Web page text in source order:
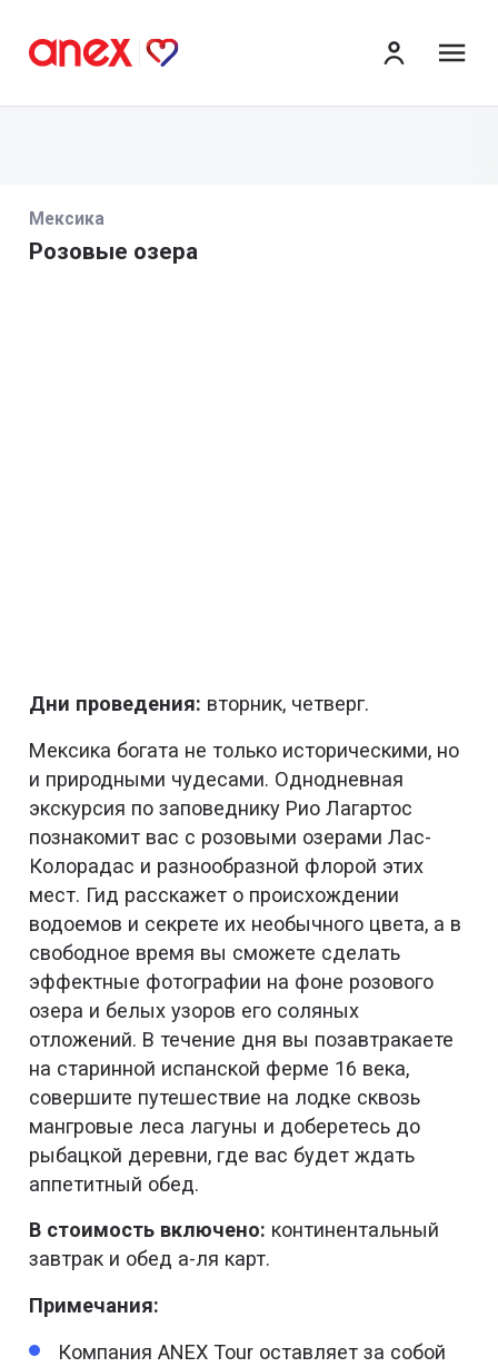
Мексика
Розовые озера
Дни проведения: вторник, четверг.
Мексика богата не только историческими, но
и природными чудесами. Однодневная
экскурсия по заповеднику Рио Лагартос
познакомит вас с розовыми озерами Лас-
Колорадас и разнообразной флорой этих
мест. Гид расскажет о происхождении
водоемов и секрете их необычного цвета, а в
свободное время вы сможете сделать
эффектные фотографии на фоне розового
озера и белых узоров его соляных
отложений. В течение дня вы позавтракаете
на старинной испанской ферме 16 века,
совершите путешествие на лодке сквозь
мангровые леса лагуны и доберетесь до
рыбацкой деревни, где вас будет ждать
аппетитный обед.
В стоимость включено: континентальный
завтрак и обед а-ля карт.
Примечания:
Компания ANEX Tour оставляет за собой